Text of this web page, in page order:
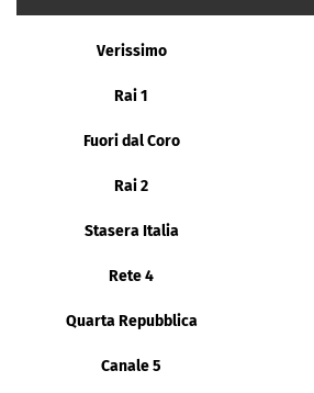
Verissimo
Rai 1
Fuori dal Coro
Rai 2
Stasera Italia
Rete 4
Quarta Repubblica
Canale 5